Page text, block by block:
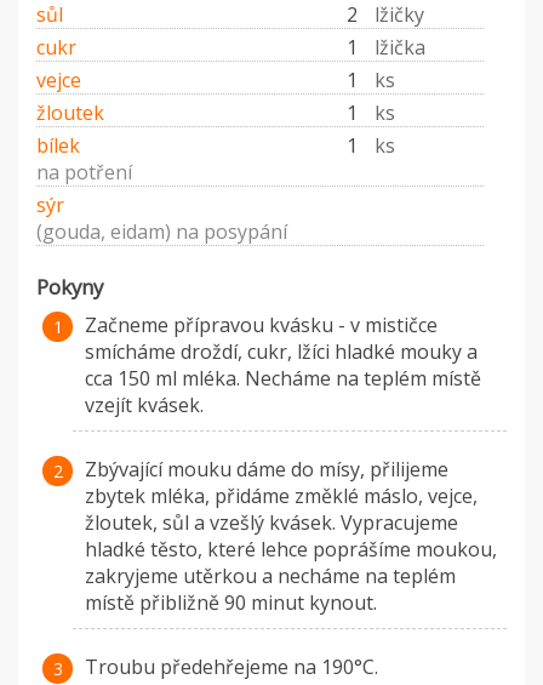
sůl
2
lžičky
cukr
1
lžička
vejce
1
ks
žloutek
1
ks
bílek
1
ks
na potření
sýr
(gouda, eidam) na posypání
Pokyny
Začneme přípravou kvásku - v mističce
smícháme droždí, cukr, lžíci hladké mouky a
cca 150 ml mléka. Necháme na teplém místě
vzejít kvásek.
Zbývající mouku dáme do mísy, přilijeme
zbytek mléka, přidáme změklé máslo, vejce,
žloutek, sůl a vzešlý kvásek. Vypracujeme
hladké těsto, které lehce poprášíme moukou,
zakryjeme utěrkou a necháme na teplém
místě přibližně 90 minut kynout.
Troubu předehřejeme na 190°C.